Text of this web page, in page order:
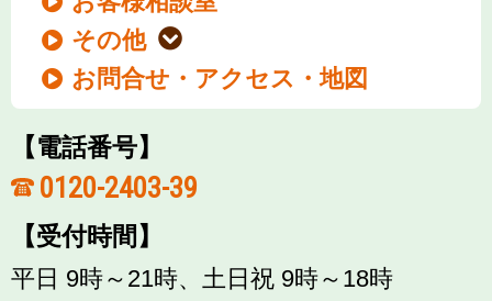
その他
お問合せ・アクセス・地図
【電話番号】
0120-2403-39
【受付時間】
平日 9時～21時、土日祝 9時～18時